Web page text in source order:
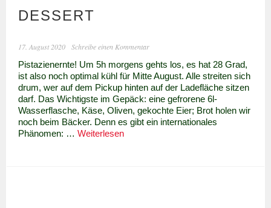
DESSERT
17. August 2020 Schreibe einen Kommentar
Pistazienernte! Um 5h morgens gehts los, es hat 28 Grad,
ist also noch optimal kühl für Mitte August. Alle streiten sich
drum, wer auf dem Pickup hinten auf der Ladefläche sitzen
darf. Das Wichtigste im Gepäck: eine gefrorene 6l-
Wasserflasche, Käse, Oliven, gekochte Eier; Brot holen wir
noch beim Bäcker. Denn es gibt ein internationales
Phänomen: …WeiterlesenPistazien